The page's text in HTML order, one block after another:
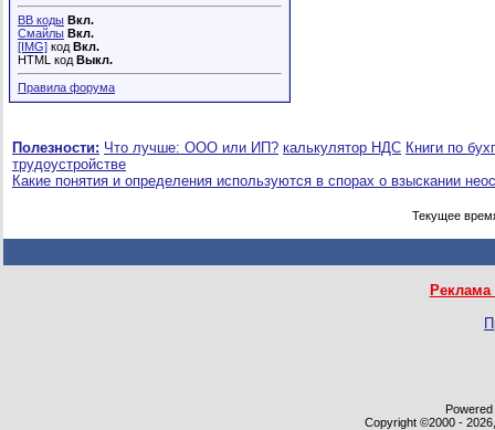
BB коды Вкл.
Смайлы Вкл.
[IMG] код Вкл.
HTML код Выкл.
Правила форума
Полезности: Что лучше: ООО или ИП? калькулятор НДС Книги по
трудоустройстве
Какие понятия и определения используются в спорах о взыскании
Текущее
Copyright ©2000 -